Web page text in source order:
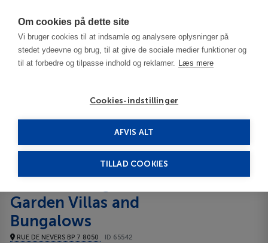
Om cookies på dette site
Vi bruger cookies til at indsamle og analysere oplysninger på
stedet ydeevne og brug, til at give de sociale medier funktioner og
til at forbedre og tilpasse indhold og reklamer. Læs mere
Cookies-indstillinger
AFVIS ALT
TILLAD COOKIES
Hammamet
LTI Les Orangers Garden Villas and Bungalows 5*****
Garden Villas and
Bungalows
RUE DE NEVERS BP 7 8050 ID 65542